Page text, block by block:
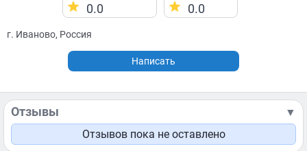
0.0
0.0
г. Иваново, Россия
Написать
Отзывы
▼
Отзывов пока не оставлено